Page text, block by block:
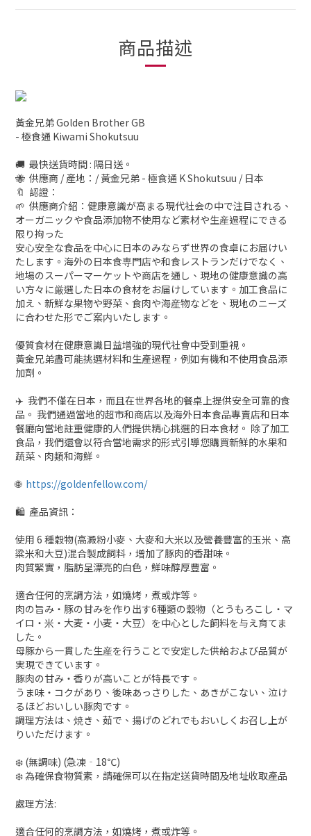
商品描述
黃金兄弟 Golden Brother GB
- 極食通 Kiwami Shokutsuu
🚚 最快送貨時間 : 隔日送。
🐝 供應商 / 產地：/ 黃金兄弟 - 極食通 K Shokutsuu / 日本
🔖 認證：
🌱 供應商介紹：健康意識が高まる現代社会の中で注目される、
オーガニックや食品添加物不使用など素材や生産過程にできる
限り拘った
安心安全な食品を中心に日本のみならず世界の食卓にお届けい
たします。海外の日本食専門店や和食レストランだけでなく、
地場のスーパーマーケットや商店を通し、現地の健康意識の高
い方々に厳選した日本の食材をお届けしています。加工食品に
加え、新鮮な果物や野菜、食肉や海産物などを、現地のニーズ
に合わせた形でご案内いたします。
優質食材在健康意識日益增強的現代社會中受到重視。
黃金兄弟盡可能挑選材料和生產過程，例如有機和不使用食品添
加劑。
✈️ 我們不僅在日本，而且在世界各地的餐桌上提供安全可靠的食
品。 我們通過當地的超市和商店以及海外日本食品專賣店和日本
餐廳向當地註重健康的人們提供精心挑選的日本食材。 除了加工
食品，我們還會以符合當地需求的形式引導您購買新鮮的水果和
蔬菜、肉類和海鮮。
🌐 https://goldenfellow.com/
🛍 產品資訊：
使用 6 種穀物(高澱粉小麥、大麥和大米以及營養豐富的玉米、高
粱米和大豆)混合製成飼料，增加了豚肉的香甜味。
肉質緊實，脂肪呈漂亮的白色，鮮味醇厚豐富。
適合任何的烹調方法，如燒烤，煮或炸等。
肉の旨み・豚の甘みを作り出す6種類の穀物（とうもろこし・マ
イロ・米・大麦・小麦・大豆）を中心とした飼料を与え育てま
した。
母豚から一貫した生産を行うことで安定した供給および品質が
実現できています。
豚肉の甘み・香りが高いことが特長です。
うま味・コクがあり、後味あっさりした、あきがこない、泣け
るほどおいしい豚肉です。
調理方法は、焼き、茹で、揚げのどれでもおいしくお召し上が
りいただけます。
❄️ (無調味) (急凍‐18℃)
❄️ 為確保食物質素，請確保可以在指定送貨時間及地址收取產品
處理方法:
適合任何的烹調方法，如燒烤，煮或炸等。